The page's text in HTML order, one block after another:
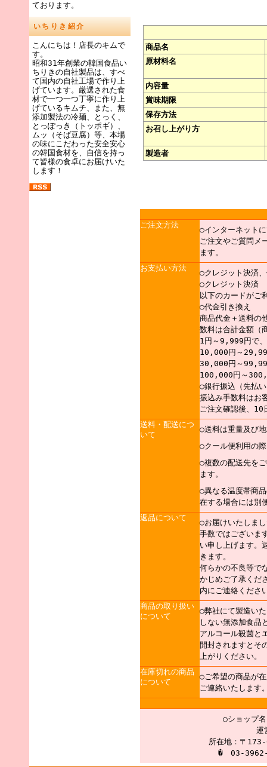
ております。
いちりき紹介
こんにちは！店長のキムで
す。
昭和31年創業の韓国食品い
ちりきの自社製品は、すべ
て国内の自社工場で作り上
げています。厳選された食
材で一つ一つ丁寧に作り上
げているキムチ、また、無
添加製法の冷麺、とっく、
とっぽっき（トッポギ）、
ムッ（そば豆腐）等、本場
の味にこだわった安全安心
の韓国食材を、自信を持っ
て皆様の食卓にお届けいた
します！
商品名
原材料名
内容量
賞味期限
保存方法
お召し上がり方
製造者
ご注文方法
○インターネット
ご注文やご質問メ
ます。
お支払い方法
○クレジット決済
○クレジット決済
以下のカードがご
○代金引き換え
商品代金＋送料の
数料は合計金額（
1円～9,999円で
10,000円～
30,000円～
100,000円～
○銀行振込（先払
振込み手数料はお
ご注文確認後、10
送料・配送につ
いて
○送料は重量及び
○クール便利用の
○複数の配送先を
ます。
○異なる温度帯商
在する場合には別
返品について
○お届けいたしま
手数ではございま
い申し上げます。
きます。
何らかの不良等で
かじめご了承くだ
内にご連絡くださ
商品の取り扱い
について
○弊社にて製造い
しない無添加食品
アルコール殺菌と
開封されますとそ
上がりください。
在庫切れの商品
について
○ご希望の商品が
ご連絡いたします
○ショップ
運
所在地：〒
� 03-